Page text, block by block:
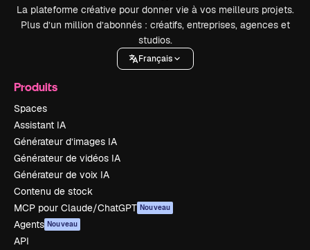
La plateforme créative pour donner vie à vos meilleurs projets.
Plus d’un million d’abonnés : créatifs, entreprises, agences et
studios.
Français
Produits
Spaces
Assistant IA
Générateur d’images IA
Générateur de vidéos IA
Générateur de voix IA
Contenu de stock
MCP pour Claude/ChatGPT Nouveau
Agents Nouveau
API